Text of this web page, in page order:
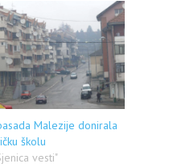
Malezije donirala
školu
vesti"